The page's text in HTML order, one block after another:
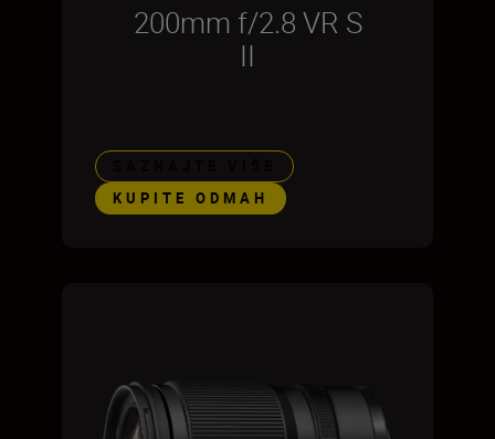
200mm f/2.8 VR S
II
KUPITE ODMAH